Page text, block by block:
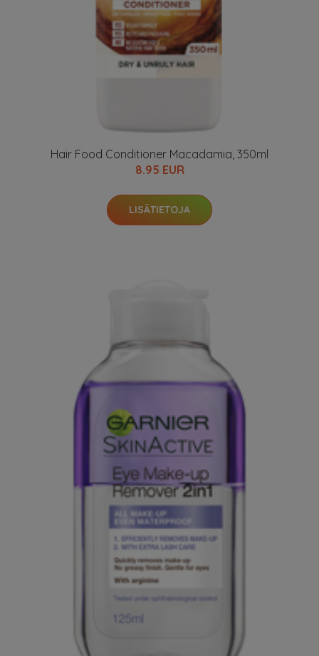
Hair Food Conditioner Macadamia, 350ml
8.95 EUR
LISÄTIETOJA